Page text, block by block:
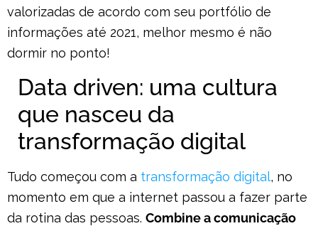
valorizadas de acordo com seu portfólio de
informações até 2021, melhor mesmo é não
dormir no ponto!
Data driven: uma cultura
que nasceu da
transformação digital
Tudo começou com a transformação digital, no
momento em que a internet passou a fazer parte
da rotina das pessoas. Combine a comunicação